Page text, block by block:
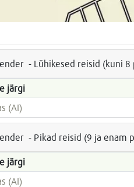
- Lühikesed reisid (kuni 8
järgi
(AI)
- Pikad reisid (9 ja enam
järgi
(AI)